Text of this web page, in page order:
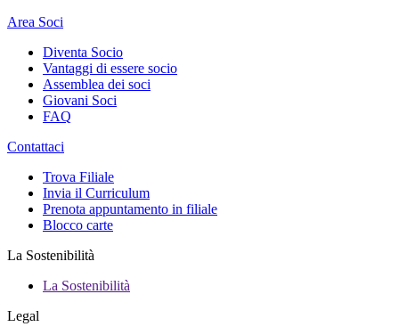
Area Soci
Diventa Socio
Vantaggi di essere socio
Assemblea dei soci
Giovani Soci
FAQ
Contattaci
Trova Filiale
Invia il Curriculum
Prenota appuntamento in filiale
Blocco carte
La Sostenibilità
La Sostenibilità
Legal